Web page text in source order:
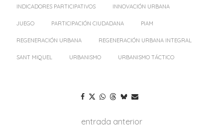
INDICADORES PARTICIPATIVOS INNOVACIÓN URBANA
JUEGO PARTICIPACIÓN CIUDADANA PIAM
REGENERACIÓN URBANA REGENERACIÓN URBANA INTEGRAL
SANT MIQUEL URBANISMO URBANISMO TÁCTICO
entrada anterior